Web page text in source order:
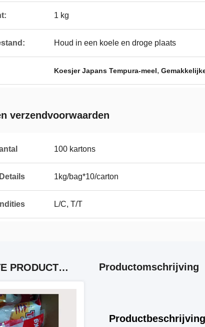
1 kg
Houd in een koele en droge plaats
Koesjer Japans Tempura-meel,
verzendvoorwaarden
100 kartons
1kg/bag*10/carton
L/C, T/T
VERWANTE PRODUCTEN Productomschrijving